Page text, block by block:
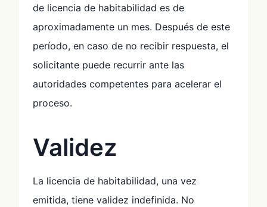
de licencia de habitabilidad es de
aproximadamente un mes. Después de este
período, en caso de no recibir respuesta, el
solicitante puede recurrir ante las
autoridades competentes para acelerar el
proceso.
Validez
La licencia de habitabilidad, una vez
emitida, tiene validez indefinida. No